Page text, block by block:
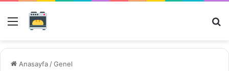
Menü
Anasayfa /Genel